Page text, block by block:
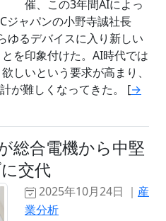
催、この3年間AIによっ
ジャパンの小野寺誠社長
ゆるデバイスに入り新しい
を印象付けた。AI時代では
しいという要求が高まり、
が難しくなってきた。 [→
総合電機から中堅
交代
2025年10月24日 ｜ 産
業分析